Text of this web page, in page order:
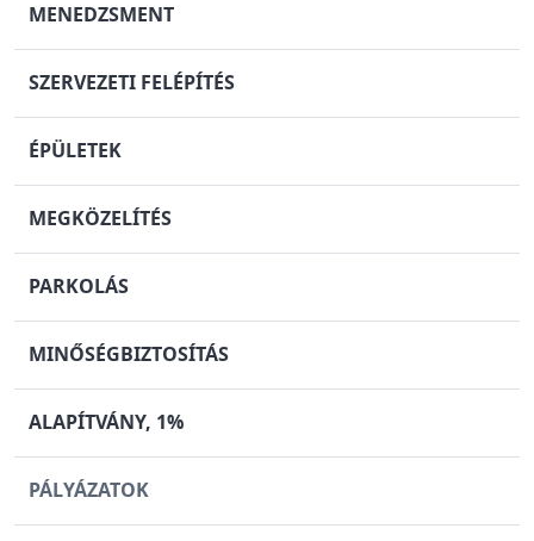
MENEDZSMENT
SZERVEZETI FELÉPÍTÉS
ÉPÜLETEK
MEGKÖZELÍTÉS
PARKOLÁS
MINŐSÉGBIZTOSÍTÁS
ALAPÍTVÁNY, 1%
PÁLYÁZATOK